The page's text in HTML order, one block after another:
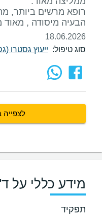
רופא מרשים ביותר,
הבעיה מיסודה ,
18.06.2026
סוג טיפול: ייעוץ גסטרו
מידע כללי על
תפקיד